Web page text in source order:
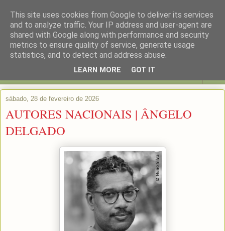
sábado, 28 de fevereiro de 2026
AUTORES NACIONAIS | ÂNGELO
DELGADO
This site uses cookies from Google to deliver its services
and to analyze traffic. Your IP address and user-agent are
shared with Google along with performance and security
metrics to ensure quality of service, generate usage
statistics, and to detect and address abuse.
LEARN MORE GOT IT